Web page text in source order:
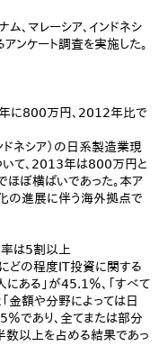
、マレーシア、インドネシ
ンケート調査を実施した。
に800万円、2012年比で
ドネシア）の日系製造業現
て、2013年は800万円と
ぼ横ばいであった。本ア
の進展に伴う海外拠点で
は5割以上
どの程度IT投資に関する
ある」が45.1％、「すべて
金額や分野によっては日
％であり、全てまたは部分
以上を占める結果であっ